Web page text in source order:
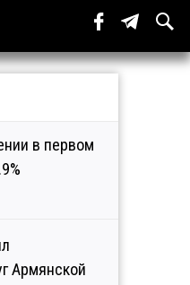
в первом
Армянской